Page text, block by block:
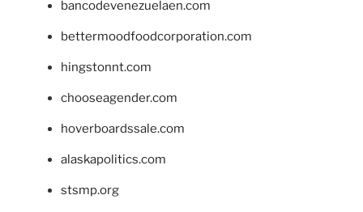
bancodevenezuelaen.com
bettermoodfoodcorporation.com
hingstonnt.com
chooseagender.com
hoverboardssale.com
alaskapolitics.com
stsmp.org